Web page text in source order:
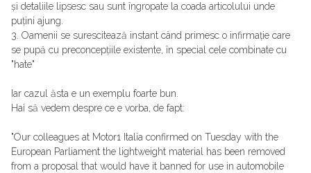
și detaliile lipsesc sau sunt îngropate la coada articolului unde
puțini ajung.
3. Oamenii se surescitează instant când primesc o infirmație care
se pupă cu preconcepțiile existente, în special cele combinate cu
"hate"
Iar cazul ăsta e un exemplu foarte bun.
Hai să vedem despre ce e vorba, de fapt:
"Our colleagues at Motor1 Italia confirmed on Tuesday with the
European Parliament the lightweight material has been removed
from a proposal that would have it banned for use in automobile